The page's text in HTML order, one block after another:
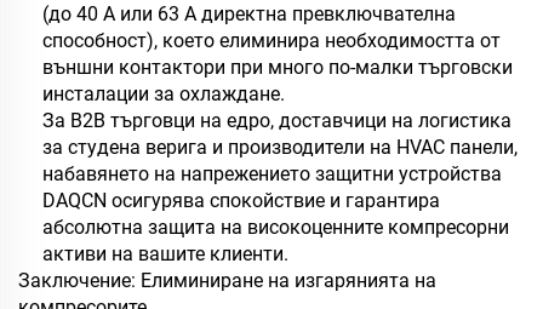
(до 40 А или 63 А директна превключвателна
способност), което елиминира необходимостта от
външни контактори при много по-малки търговски
инсталации за охлаждане.
За B2B търговци на едро, доставчици на логистика
за студена верига и производители на HVAC панели,
набавянето на напрежението защитни устройства
DAQCN осигурява спокойствие и гарантира
абсолютна защита на високоценните компресорни
активи на вашите клиенти.
Заключение: Елиминиране на изгарянията на